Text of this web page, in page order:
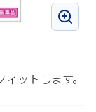
ットします。